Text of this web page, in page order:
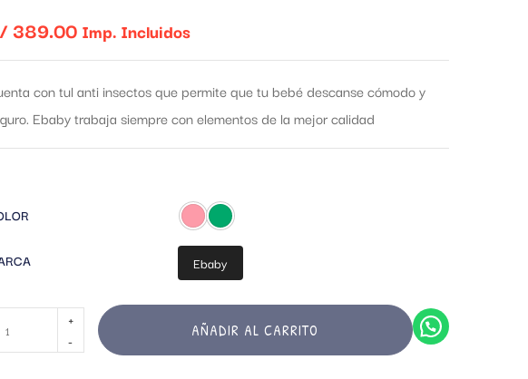
389.00 Imp. Incluidos
con tul anti insectos que permite que tu bebé descanse cómodo y
Ebaby trabaja siempre con elementos de la mejor calidad
Ebaby
AÑADIR AL CARRITO